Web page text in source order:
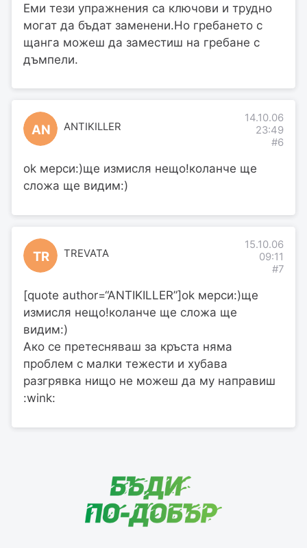
Еми тези упражнения са ключови и трудно
могат да бъдат заменени.Но гребането с
щанга можеш да заместиш на гребане с
дъмпели.
AN ANTIKILLER
14.10.06
23:49
#6
ok мерси:)ще измисля нещо!коланче ще
сложа ще видим:)
TR TREVATA
15.10.06
09:11
#7
[quote author=“ANTIKILLER”]ok мерси:)ще
измисля нещо!коланче ще сложа ще
видим:)
Ако се претесняваш за кръста няма
проблем с малки тежести и хубава
разгрявка нищо не можеш да му направиш
:wink: